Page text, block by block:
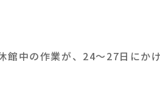
中の作業が、24～27日にか